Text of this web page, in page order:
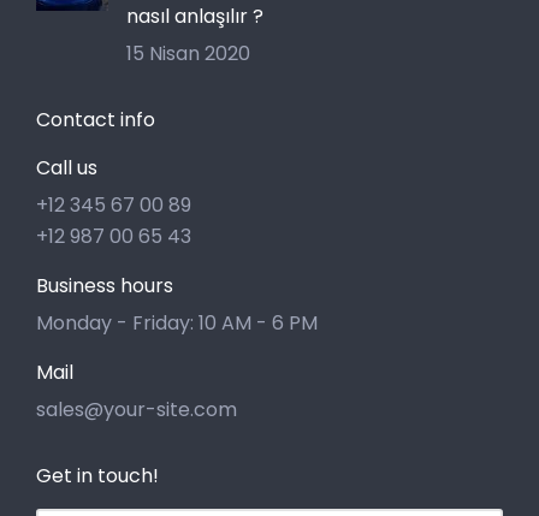
nasıl anlaşılır ?
15 Nisan 2020
Contact info
Call us
+12 345 67 00 89
+12 987 00 65 43
Business hours
Monday - Friday: 10 AM - 6 PM
Mail
sales@your-site.com
Get in touch!